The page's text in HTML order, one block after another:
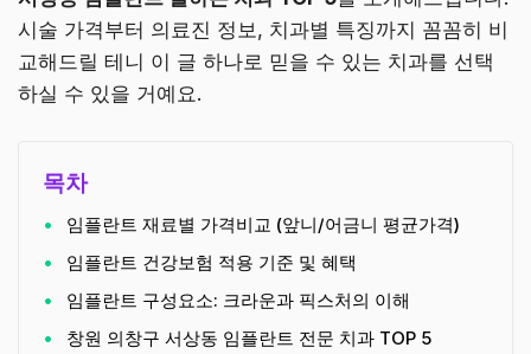
시술 가격부터 의료진 정보, 치과별 특징까지 꼼꼼히 비
교해드릴 테니 이 글 하나로 믿을 수 있는 치과를 선택
하실 수 있을 거예요.
목차
임플란트 재료별 가격비교 (앞니/어금니 평균가격)
임플란트 건강보험 적용 기준 및 혜택
임플란트 구성요소: 크라운과 픽스처의 이해
창원 의창구 서상동 임플란트 전문 치과 TOP 5